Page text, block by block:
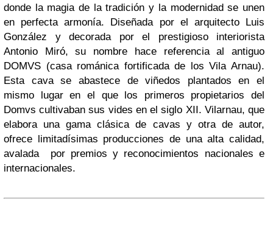
donde la magia de la tradición y la modernidad se unen
en perfecta armonía.
Diseñada por el arquitecto Luis
González y decorada por el prestigioso interiorista
Antonio Miró, su nombre hace referencia al antiguo
DOMVS (casa románica fortificada de los Vila Arnau).
Esta cava se abastece de viñedos plantados en el
mismo lugar en el que los primeros propietarios del
Domvs cultivaban sus vides en el siglo XII. Vilarnau, que
elabora una gama clásica de cavas y otra de autor,
ofrece limitadísimas producciones de una alta calidad,
avalada por premios y reconocimientos nacionales e
internacionales.